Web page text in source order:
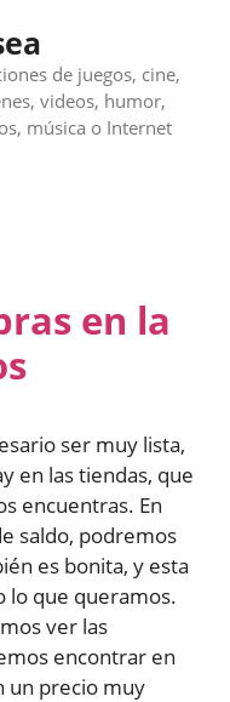
de juegos, cine,
videos, humor,
música o Internet
en la
ser muy lista,
en las tiendas, que
encuentras. En
saldo, podremos
es bonita, y esta
lo que queramos.
ver las
encontrar en
un precio muy